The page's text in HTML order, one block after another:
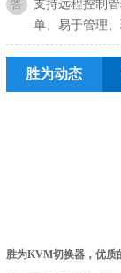
答
支持远程控制
单、易于管理
胜为动态
胜为KVM切换器，优质